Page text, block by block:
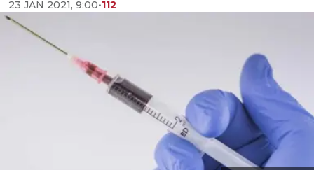
23 JAN 2021, 9:00•112